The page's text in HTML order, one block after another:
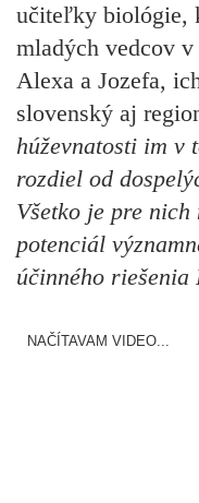
učiteľky biológie,
mladých vedcov
Alexa a Jozefa,
slovenský aj
húževnatosti im v
rozdiel od
Všetko je pre nich
potenciál
účinného
NAČÍTAVAM VIDEO...